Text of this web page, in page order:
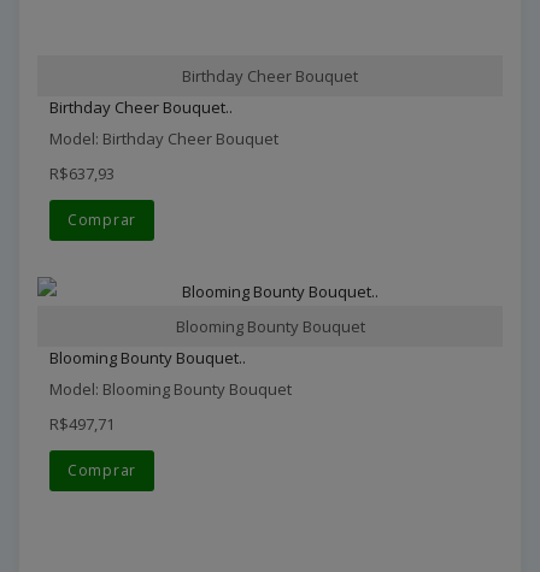
Birthday Cheer Bouquet
Birthday Cheer Bouquet..
Model: Birthday Cheer Bouquet
R$637,93
Comprar
Blooming Bounty Bouquet
Blooming Bounty Bouquet..
Model: Blooming Bounty Bouquet
R$497,71
Comprar